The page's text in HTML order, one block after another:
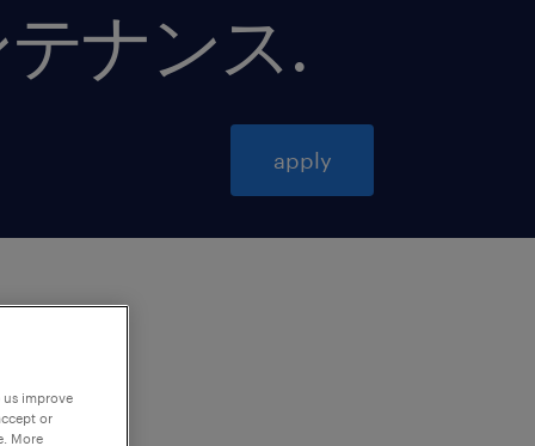
ナンス.
apply
improve
or
More